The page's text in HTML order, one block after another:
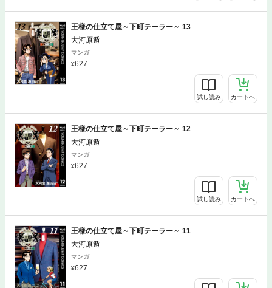
王様の仕立て屋～下町テーラー～ 13
大河原遁
マンガ
627
試し読み カートへ
王様の仕立て屋～下町テーラー～ 12
大河原遁
マンガ
627
試し読み カートへ
王様の仕立て屋～下町テーラー～ 11
大河原遁
マンガ
627